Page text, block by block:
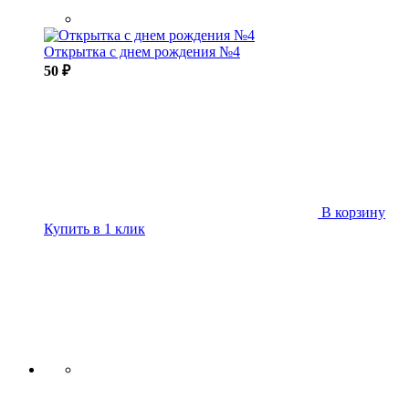
Открытка с днем рождения №4
50 ₽
В корзину
Купить в 1 клик